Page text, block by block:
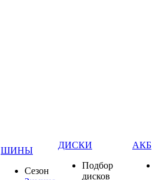
ШИНЫ
Сезон
ДИСКИ
Подбор
дисков
АКБ